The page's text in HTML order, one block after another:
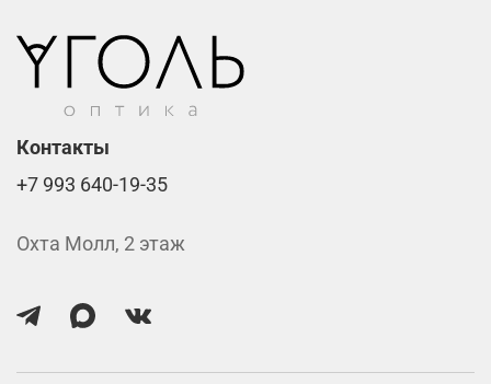
Контакты
+7 993 640-19-35
Охта Молл, 2 этаж